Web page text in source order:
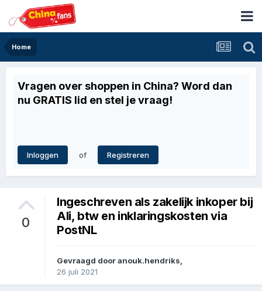
Home
Vragen over shoppen in China? Word dan
nu GRATIS lid en stel je vraag!
Inloggen of Registreren
0
Ingeschreven als zakelijk inkoper bij
Ali, btw en inklaringskosten via
PostNL
Gevraagd dooranouk.hendriks,
26 juli 2021